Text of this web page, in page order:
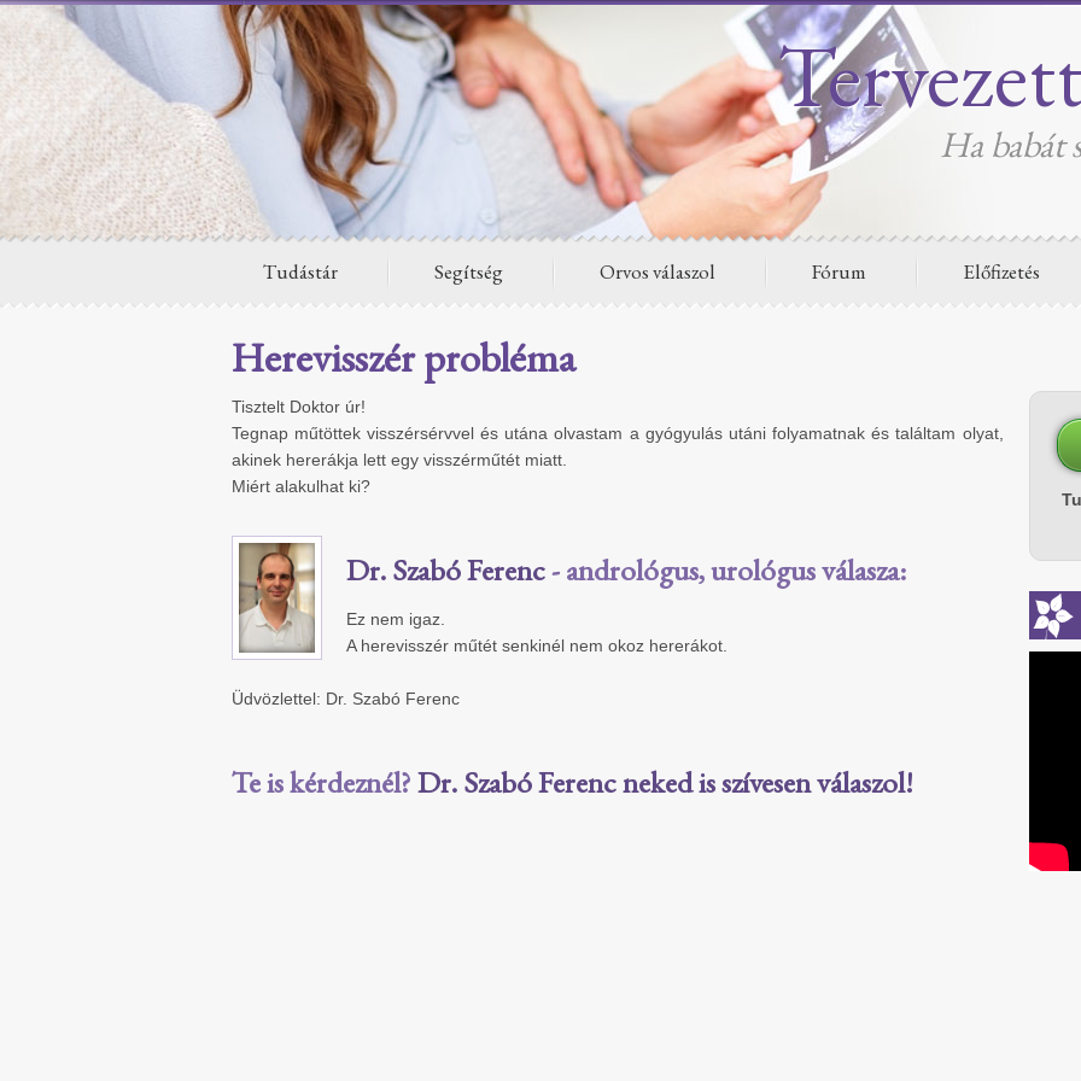
Ha babát
Tudástár Segítség Orvos válaszol Fórum Előfizetés
Herevisszér probléma
Tisztelt Doktor úr!
Tegnap műtöttek visszérsérvvel és utána olvastam a gyógyulás utáni folyamatnak és találtam olyat,
akinek hererákja lett egy visszérműtét miatt.
Miért alakulhat ki?
Dr. Szabó Ferenc- andrológus, urológus válasza:
Ez nem igaz.
A herevisszér műtét senkinél nem okoz hererákot.
Üdvözlettel: Dr. Szabó Ferenc
Te is kérdeznél?Dr. Szabó Ferenc neked is szívesen válaszol!